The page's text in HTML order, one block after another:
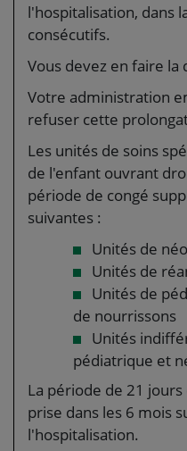
l'hospitalisation, dans
consécutifs.
Vous devez en faire la
Votre administration
refuser cette
Les unités de soins
de l'enfant ouvrant
période de congé
suivantes :
Unités de
Unités de
Unités de
de nourrissons
Unités
pédiatrique et
La période de 21
prise dans les 6 mois
l'hospitalisation.